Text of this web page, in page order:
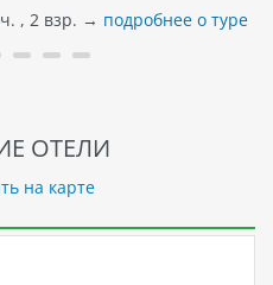
, 2 взр. → подробнее о туре
ОТЕЛИ
на карте